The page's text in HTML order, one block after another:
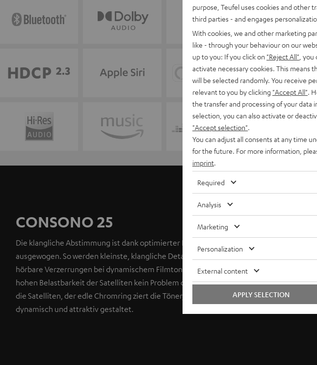
CONSONO 25
Die klangliche Abstimmung ist dank optimierter Frequenzweichen absolut
ausgewogen. So werden kleinste, klangliche Details hörbar. Hohe Lautstärken ohne
hörbare Verzerrungen bei dynamischem Filmton oder Gaming-Sound stellen dank der
hohen Belastbarkeit der Satelliten kein Problem dar. Ein stabiles Metallgitter schützt
die Satelliten, der edle Chromring ziert die Töner, zudem ist die Linienführung
dynamisch und attraktiv gestaltet.
purpose, Teufel uses cookies and other
third parties - and engages
With cookies, we and other marketing
like - through your behaviour on our
up to you: If you click on "Reject All" ,
activate necessary cookies. This means
will be selected randomly. You receive
relevant to you by clicking "Accept All" .
the transfer and processing of your data
selection, you can also activate or
"Accept selection"
You can adjust all consents at any time
for the future. For more information,
imprint
Required
Analysis
Marketing
Personalization
External content
APPLY SELECTION